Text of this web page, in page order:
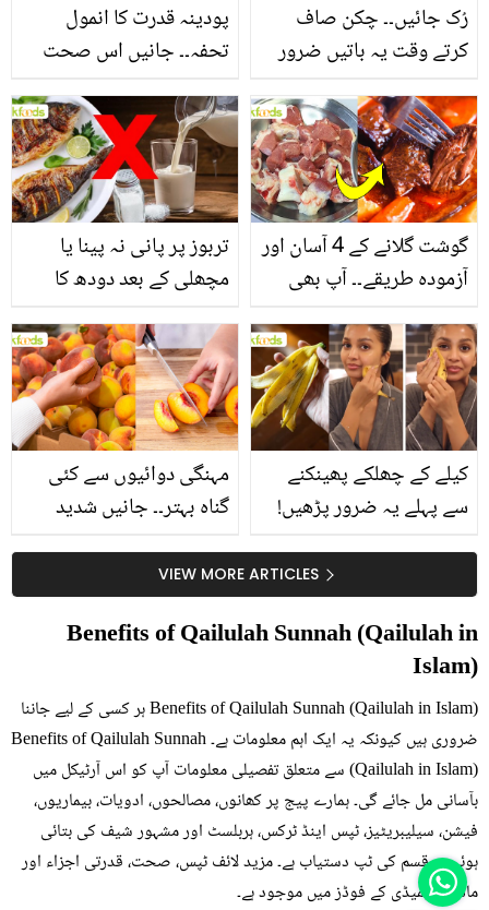
پودینہ قدرت کا انمول
تحفہ۔۔ جانیں اس صحت
انگیز طبی فوائد
رُک جائیں۔۔ چکن صاف
کرتے وقت یہ باتیں ضرور
تربوز پر پانی نہ پینا یا
مچھلی کے بعد دودھ کا
سے متعلق غلط فہمیوں کی
حقیقت کیا ہے اور افواہ
کیا؟
گوشت گلانے کے 4 آسان اور
آزمودہ طریقے۔۔ آپ بھی
بتائے راز
مہنگی دوائیوں سے کئی
گناہ بہتر۔۔ جانیں شدید
کیوں کھانا چاہیے؟
کیلے کے چھلکے پھینکنے
سے پہلے یہ ضرور پڑھیں!
سستا اور قدرتی حلVIEW MORE ARTICLES
Benefits of Qailulah Sunnah (Qailulah in
Islam)
Benefits of Qailulah Sunnah (Qailulah in Islam) ہر کسی کے لیے جاننا
ضروری ہیں کیونکہ یہ ایک اہم معلومات ہے۔ Benefits of Qailulah Sunnah
(Qailulah in Islam) سے متعلق تفصیلی معلومات آپ کو اس آرٹیکل میں
بآسانی مل جائے گی۔ ہمارے پیج پر کھانوں، مصالحوں، ادویات، بیماریوں،
فیشن، سیلیبریٹیز، ٹپس اینڈ ٹرکس، ہربلسٹ اور مشہور شیف کی بتائی
ہوئی ہر قسم کی ٹپ دستیاب ہے۔ مزید لائف ٹپس، صحت، قدرتی اجزاء اور
ماڈرن ریمیڈی کے فوڈز میں موجود ہے۔